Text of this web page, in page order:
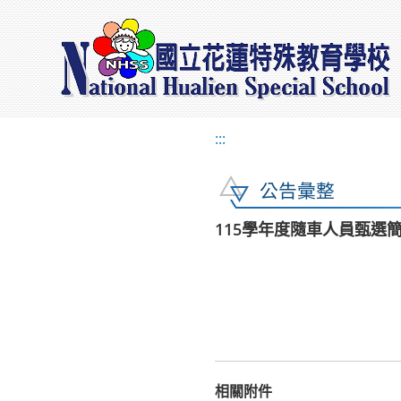
:::
公告彙整
115學年度隨車人員甄選
相關附件